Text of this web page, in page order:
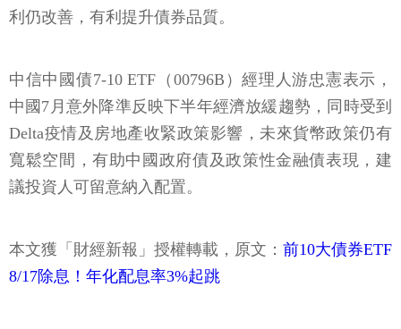
利仍改善，有利提升債券品質。
中信中國債7-10 ETF（00796B）經理人游忠憲表示，
中國7月意外降準反映下半年經濟放緩趨勢，同時受到
Delta疫情及房地產收緊政策影響，未來貨幣政策仍有
寬鬆空間，有助中國政府債及政策性金融債表現，建
議投資人可留意納入配置。
本文獲「財經新報」授權轉載，原文： 前10大債券ETF
8/17除息！年化配息率3%起跳